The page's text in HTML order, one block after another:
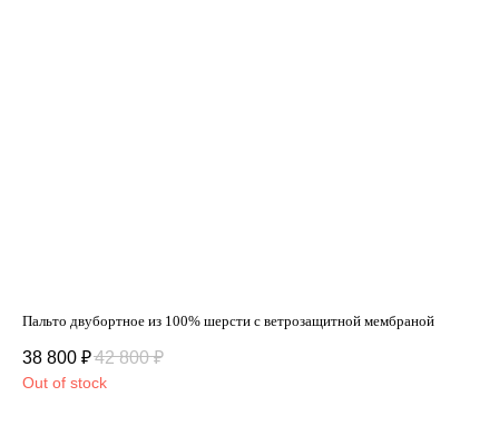
Пальто двубортное из 100% шерсти с ветрозащитной мембраной
38 800 ₽42 800 ₽
Out of stock